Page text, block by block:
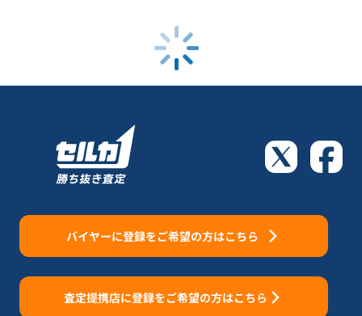
バイヤーに登録をご希望の方はこちら
査定提携店に登録をご希望の方はこちら